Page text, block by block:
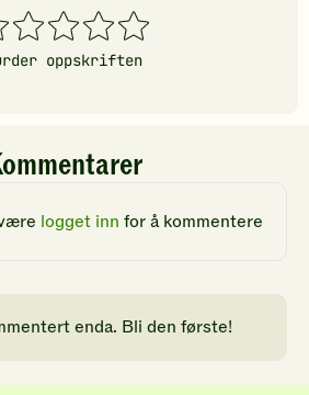
2
stjerner
3
stjerner
4
stjerner
5
stjerner
oppskriften
logget inn for å kommentere
enda. Bli den første!